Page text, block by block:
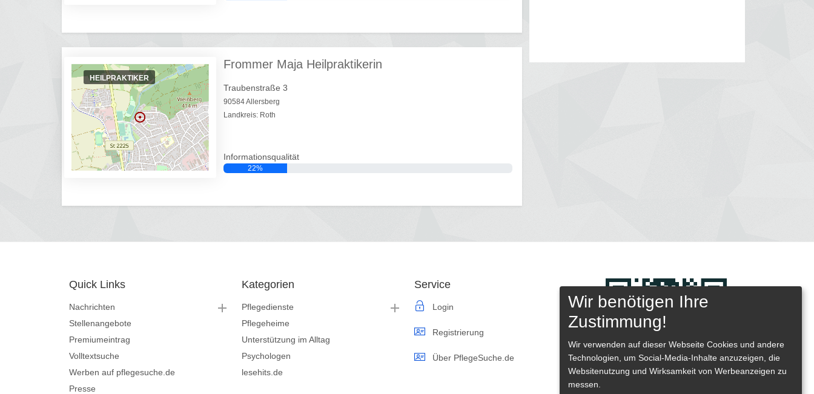
HEILPRAKTIKER
Frommer Maja Heilpraktikerin
Traubenstraße 3
90584 Allersberg
Landkreis: Roth
Informationsqualität
22%
Quick Links
Nachrichten
Stellenangebote
Premiumeintrag
Volltextsuche
Werben auf pflegesuche.de
Presse
Kategorien
Pflegedienste
Pflegeheime
Unterstützung im Alltag
Psychologen
lesehits.de
Service
Login
Registrierung
Über PflegeSuche.de
Wir benötigen Ihre
Zustimmung!
Wir verwenden auf dieser Webseite Cookies und andere
Technologien, um Social-Media-Inhalte anzuzeigen, die
Websitenutzung und Wirksamkeit von Werbeanzeigen zu
messen.